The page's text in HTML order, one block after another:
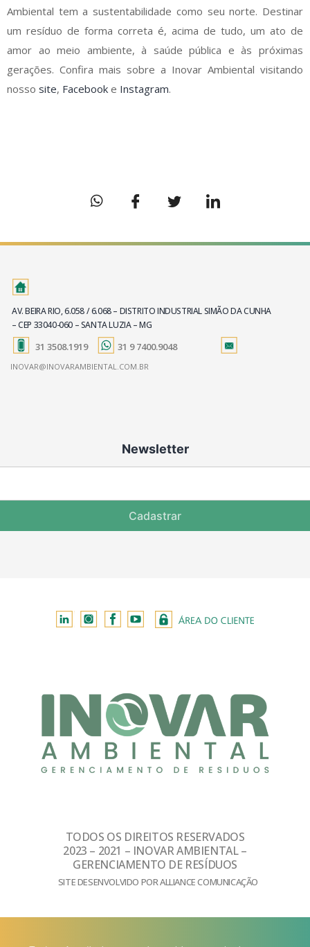
Ambiental tem a sustentabilidade como seu norte. Destinar
um resíduo de forma correta é, acima de tudo, um ato de
amor ao meio ambiente, à saúde pública e às próximas
gerações. Confira mais sobre a Inovar Ambiental visitando
nosso site, Facebook e Instagram.
AV. BEIRA RIO, 6.058 / 6.068 – DISTRITO INDUSTRIAL SIMÃO DA CUNHA
– CEP 33040-060 – SANTA LUZIA – MG
31 3508.1919 31 9 7400.9048
INOVAR@INOVARAMBIENTAL.COM.BR
Newsletter
Cadastrar
TODOS OS DIREITOS RESERVADOS
2023 – 2021 – INOVAR AMBIENTAL –
GERENCIAMENTO DE RESÍDUOS
SITE DESENVOLVIDO POR ALLIANCE COMUNICAÇÃO